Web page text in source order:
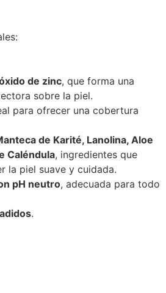
de zinc, que forma una
sobre la piel.
para ofrecer una cobertura
de Karité, Lanolina, Aloe
Caléndula, ingredientes que
la piel suave y cuidada.
pH neutro, adecuada para todo
.